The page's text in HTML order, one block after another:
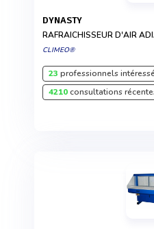
DYNASTY
RAFRAICHISSEUR D'AIR
CLIMEO®
23 professionnels
4210consultations